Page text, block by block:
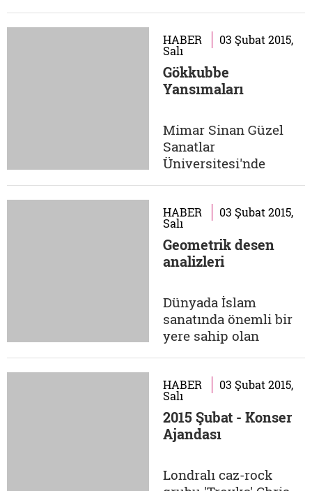
kişisel
değerlendirmelerimi
bulacaksınız. Soğuk
savaş bitmeden evvel,
güç odaklarından
birinin çökeceği
anlaşılmaya
dönemin...
HABER 03 Şubat 2015,
Salı
Gökkubbe
Yansımaları
Mimar Sinan Güzel
Sanatlar
Üniversitesi'nde
Zeytinburnu Kültür
Sanat Merkezi'nde 15
Şubat'a kadar
ziyaretçilerini
Şubat'a kadar Yer
Zeytinburnu Kültür ve
Sanat Merkezi
Doğu'dan esinlenerek
Batı'yı...
HABER 03 Şubat 2015,
Salı
Geometrik desen
analizleri
Dünyada İslam
sanatında önemli bir
yere sahip olan
çalışmalar yapılsa da
Türk dünyası bu
konudaki
çalışmalarda yetersiz
Sönmez tarafından
verilecek derslerde
HABER 03 Şubat 2015,
Salı
2015 Şubat - Konser
Ajandası
Londralı caz-rock